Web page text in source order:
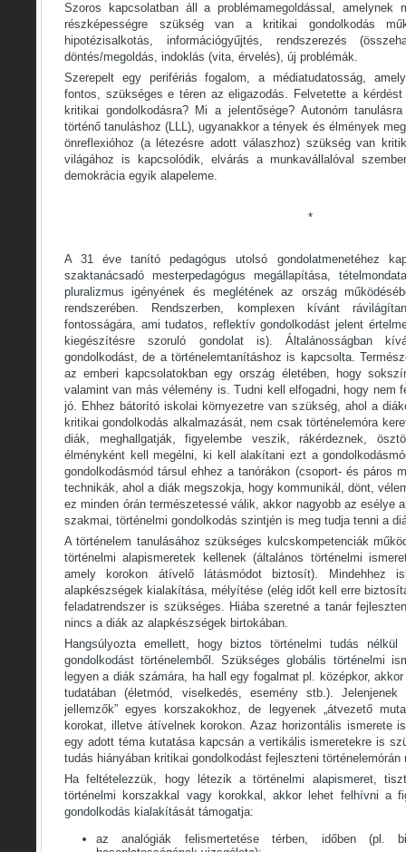
Szoros kapcsolatban áll a problémamegoldással, amelynek
részképességre szükség van a kritikai gondolkodás
hipotézisalkotás, információgyűjtés, rendszerezés
döntés/megoldás, indoklás (vita, érvelés), új problémák.
Szerepelt egy perifériás fogalom, a médiatudatosság,
fontos, szükséges e téren az eligazodás. Felvetette a
kritikai gondolkodásra? Mi a jelentősége? Autonóm
történő tanuláshoz (LLL), ugyanakkor a tények és élmények
önreflexióhoz (a létezésre adott válaszhoz) szükség van
világához is kapcsolódik, elvárás a munkavállalóval
demokrácia egyik alapeleme.
*
A 31 éve tanító pedagógus utolsó gondolatmenetéhez
szaktanácsadó mesterpedagógus megállapítása,
pluralizmus igényének és meglétének az ország
rendszerében. Rendszerben, komplexen kívánt
fontosságára, ami tudatos, reflektív gondolkodást jelent
kiegészítésre szoruló gondolat is). Általánosságban
gondolkodást, de a történelemtanításhoz is kapcsolta.
az emberi kapcsolatokban egy ország életében, hogy
valamint van más vélemény is. Tudni kell elfogadni, hogy nem
jó. Ehhez bátorító iskolai környezetre van szükség, ahol a
kritikai gondolkodás alkalmazását, nem csak történelemóra
diák, meghallgatják, figyelembe veszik, rákérdeznek,
élményként kell megélni, ki kell alakítani ezt a
gondolkodásmód társul ehhez a tanórákon (csoport- és páros
technikák, ahol a diák megszokja, hogy kommunikál, dönt,
ez minden órán természetessé válik, akkor nagyobb az esélye
szakmai, történelmi gondolkodás szintjén is meg tudja tenni a
A történelem tanulásához szükséges kulcskompetenciák
történelmi alapismeretek kellenek (általános történelmi
amely korokon átívelő látásmódot biztosít). Mindehhez
alapkészségek kialakítása, mélyítése (elég időt kell erre
feladatrendszer is szükséges. Hiába szeretné a tanár
nincs a diák az alapkészségek birtokában.
Hangsúlyozta emellett, hogy biztos történelmi tudás
gondolkodást történelemből. Szükséges globális történelmi
legyen a diák számára, ha hall egy fogalmat pl. középkor,
tudatában (életmód, viselkedés, esemény stb.). Jelenjenek
jellemzők” egyes korszakokhoz, de legyenek „átvezető
korokat, illetve átívelnek korokon. Azaz horizontális ismerete
egy adott téma kutatása kapcsán a vertikális ismeretekre is
tudás hiányában kritikai gondolkodást fejleszteni történelemórán
Ha feltételezzük, hogy létezik a történelmi alapismeret,
történelmi korszakkal vagy korokkal, akkor lehet felhívni a
gondolkodás kialakítását támogatja:
az analógiák felismertetése térben, időben (pl.